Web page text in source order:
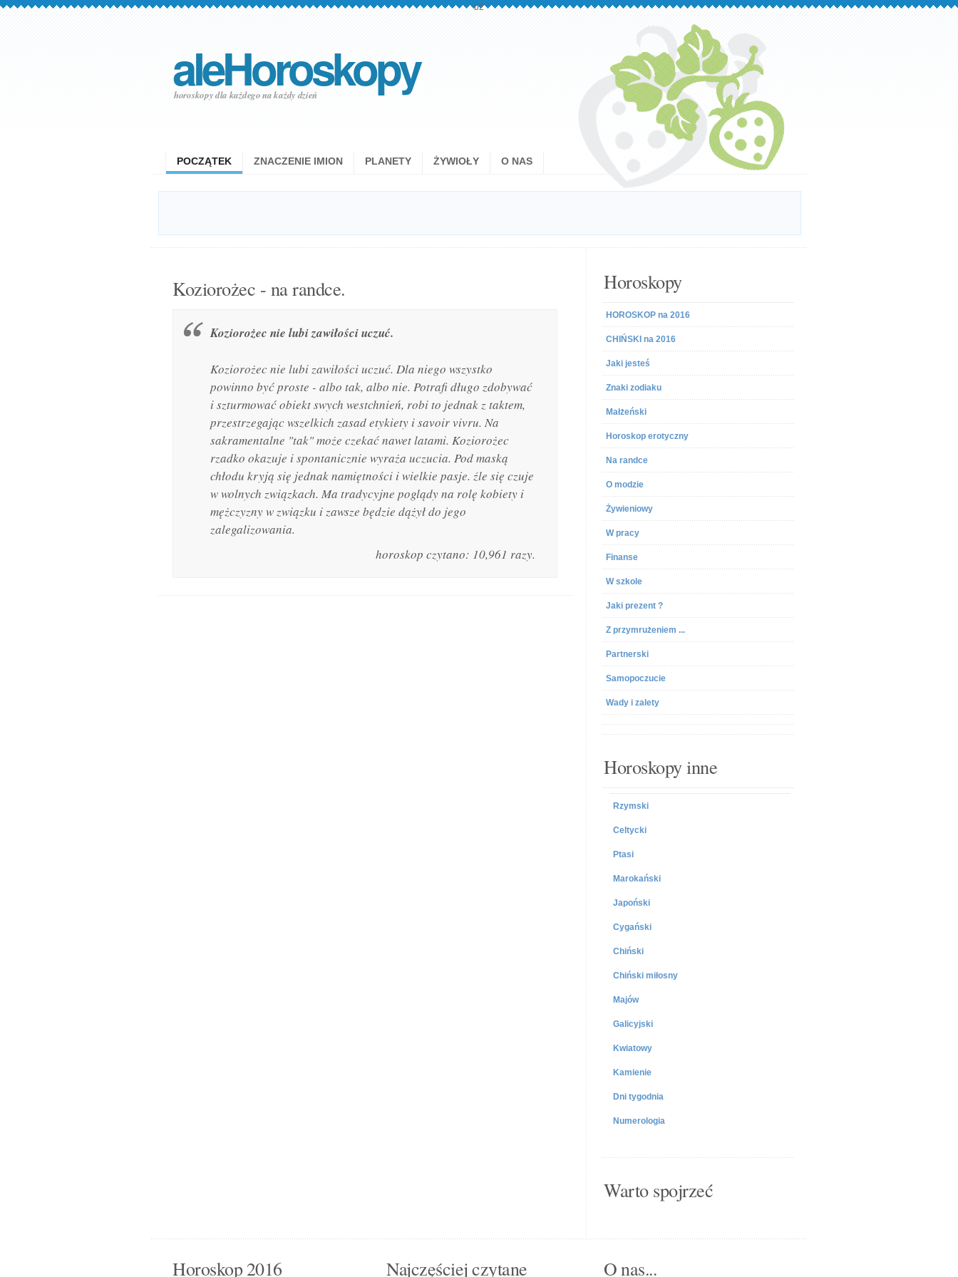
b2
aleHoroskopy
horoskopy dla każdego na każdy dzień
POCZĄTEK ZNACZENIE IMION PLANETY ŻYWIOŁY O NAS
Koziorożec - na randce.
Koziorożec nie lubi zawiłości uczuć.
Koziorożec nie lubi zawiłości uczuć. Dla niego wszystko
powinno być proste - albo tak, albo nie. Potrafi długo zdobywać
i szturmować obiekt swych westchnień, robi to jednak z taktem,
przestrzegając wszelkich zasad etykiety i savoir vivru. Na
sakramentalne "tak" może czekać nawet latami. Koziorożec
rzadko okazuje i spontanicznie wyraża uczucia. Pod maską
chłodu kryją się jednak namiętności i wielkie pasje. źle się czuje
w wolnych związkach. Ma tradycyjne poglądy na rolę kobiety i
mężczyzny w związku i zawsze będzie dążył do jego
zalegalizowania.
horoskop czytano: 10,961 razy.
Horoskopy
HOROSKOP na 2016
CHIŃSKI na 2016
Jaki jesteś
Znaki zodiaku
Małżeński
Horoskop erotyczny
Na randce
O modzie
Żywieniowy
W pracy
Finanse
W szkole
Jaki prezent ?
Z przymrużeniem ...
Partnerski
Samopoczucie
Wady i zalety
Horoskopy inne
Rzymski
Celtycki
Ptasi
Marokański
Japoński
Cygański
Chiński
Chiński miłosny
Majów
Galicyjski
Kwiatowy
Kamienie
Dni tygodnia
Numerologia
Warto spojrzeć
Horoskop 2016 Najczęściej czytane O nas...